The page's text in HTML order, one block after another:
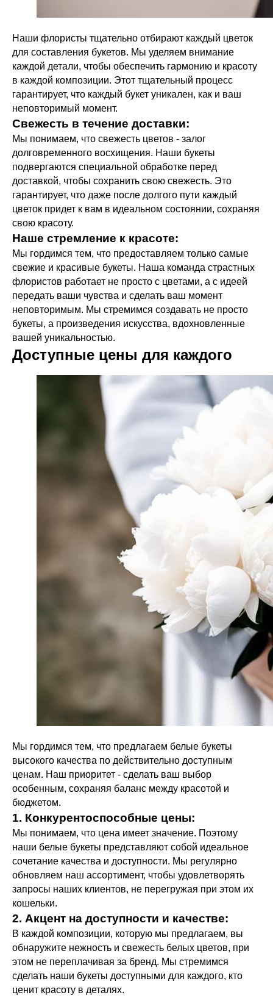
Наши флористы тщательно отбирают каждый цветок
для составления букетов. Мы уделяем внимание
каждой детали, чтобы обеспечить гармонию и красоту
в каждой композиции. Этот тщательный процесс
гарантирует, что каждый букет уникален, как и ваш
неповторимый момент.
Свежесть в течение доставки:
Мы понимаем, что свежесть цветов - залог
долговременного восхищения. Наши букеты
подвергаются специальной обработке перед
доставкой, чтобы сохранить свою свежесть. Это
гарантирует, что даже после долгого пути каждый
цветок придет к вам в идеальном состоянии, сохраняя
свою красоту.
Наше стремление к красоте:
Мы гордимся тем, что предоставляем только самые
свежие и красивые букеты. Наша команда страстных
флористов работает не просто с цветами, а с идеей
передать ваши чувства и сделать ваш момент
неповторимым. Мы стремимся создавать не просто
букеты, а произведения искусства, вдохновленные
вашей уникальностью.
Доступные цены для каждого
Мы гордимся тем, что предлагаем белые букеты
высокого качества по действительно доступным
ценам. Наш приоритет - сделать ваш выбор
особенным, сохраняя баланс между красотой и
бюджетом.
1. Конкурентоспособные цены:
Мы понимаем, что цена имеет значение. Поэтому
наши белые букеты представляют собой идеальное
сочетание качества и доступности. Мы регулярно
обновляем наш ассортимент, чтобы удовлетворять
запросы наших клиентов, не перегружая при этом их
кошельки.
2. Акцент на доступности и качестве:
В каждой композиции, которую мы предлагаем, вы
обнаружите нежность и свежесть белых цветов, при
этом не переплачивая за бренд. Мы стремимся
сделать наши букеты доступными для каждого, кто
ценит красоту в деталях.